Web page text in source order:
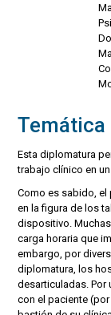
Temática
Esta diplomatura
trabajo clínico en
Como es sabido, el
en la figura de los
dispositivo.
carga horaria que
embargo, por
diplomatura, los
desarticuladas. Por
con el paciente